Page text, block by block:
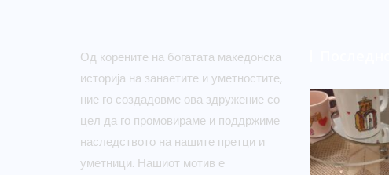
Од корените на богатата македонска
историја на занаетите и уметностите,
ние го создадовме ова здружение со
цел да го промовираме и поддржиме
наследството на нашите претци и
уметници. Нашиот мотив е